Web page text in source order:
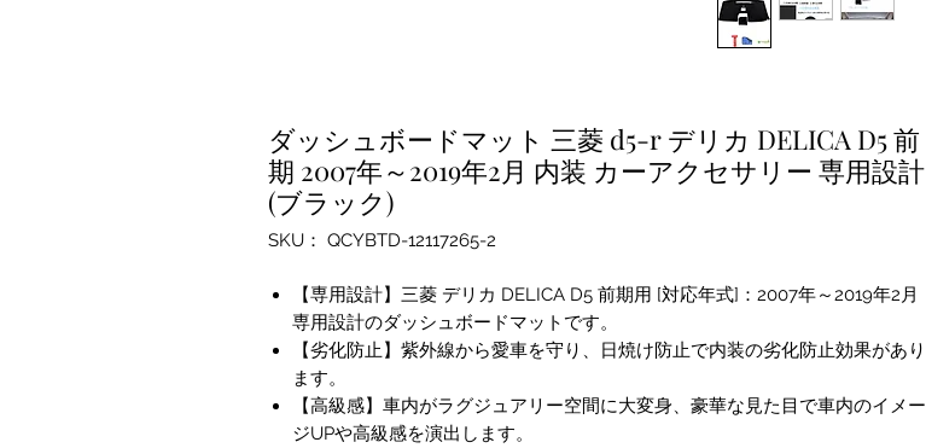
ダッシュボードマット 三菱 d5-r デリカ DELICA D5 前
期 2007年～2019年2月 内装 カーアクセサリー 専用設計
(ブラック)
SKU： QCYBTD-12117265-2
【専用設計】三菱 デリカ DELICA D5 前期用 [対応年式]：2007年～2019年2月
専用設計のダッシュボードマットです。
【劣化防止】紫外線から愛車を守り、日焼け防止で内装の劣化防止効果があり
ます。
【高級感】車内がラグジュアリー空間に大変身、豪華な見た目で車内のイメー
ジUPや高級感を演出します。